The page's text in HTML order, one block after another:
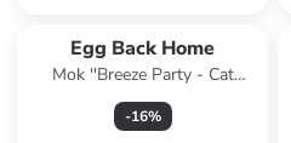
Egg Back Home
Mok ''Breeze Party - Cat
Mom'' lichtroze - 450 ml
-16%